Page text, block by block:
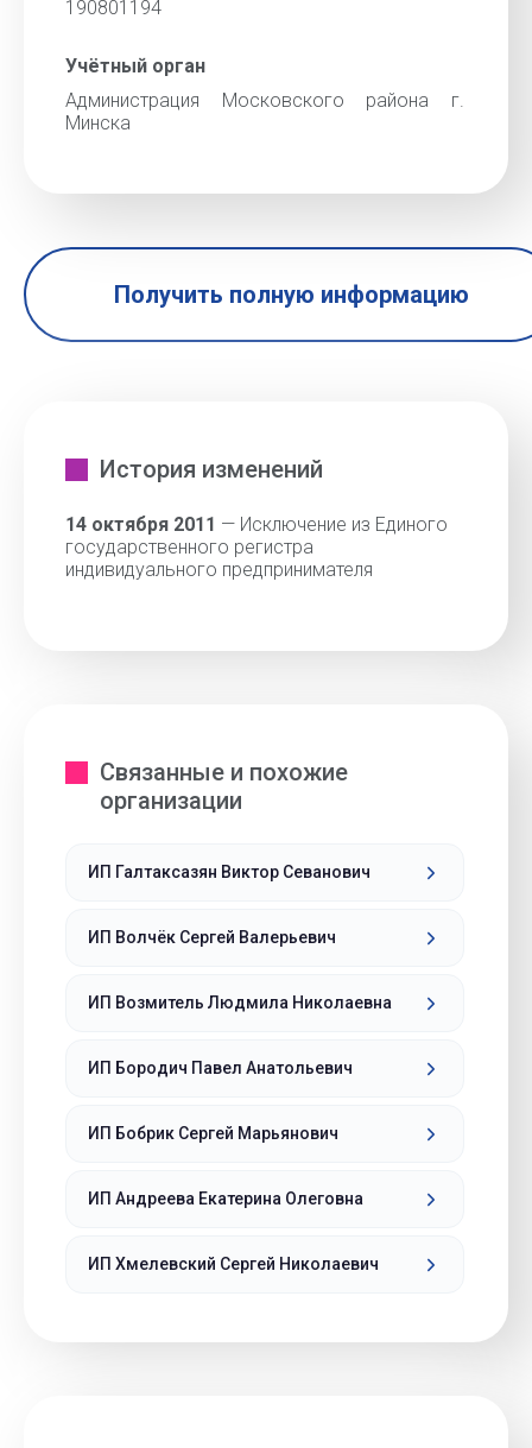
190801194
Учётный орган
Администрация Московского района г.
Минска
Получить полную информацию
История изменений
14 октября 2011 — Исключение из Единого
государственного регистра
индивидуального предпринимателя
Связанные и похожие
организации
ИП Галтаксазян Виктор Севанович
ИП Волчёк Сергей Валерьевич
ИП Возмитель Людмила Николаевна
ИП Бородич Павел Анатольевич
ИП Бобрик Сергей Марьянович
ИП Андреева Екатерина Олеговна
ИП Хмелевский Сергей Николаевич